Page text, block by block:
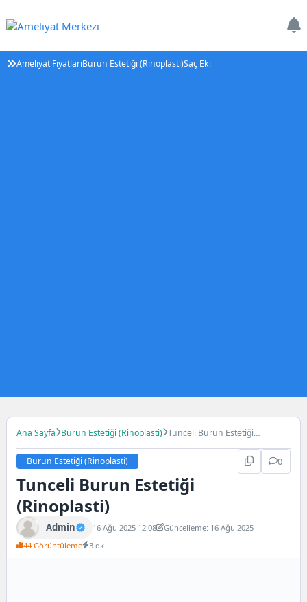
Ameliyat FiyatlarıBurun Estetiği (Rinoplasti)Saç Ekimi
Ana Sayfa Burun Estetiği (Rinoplasti) Tunceli Burun Estetiği
Burun Estetiği (Rinoplasti)
0
Tunceli Burun Estetiği
(Rinoplasti)
Admin 16 Ağu 2025 12:08
Güncelleme: 16 Ağu 2025
44 Görüntüleme
3 dk.